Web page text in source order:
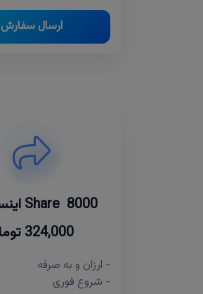
ارسال سفارش
8000 Share اینستاگرام
324,000 تومان
- ارزان و به صرفه
- شروع فوری